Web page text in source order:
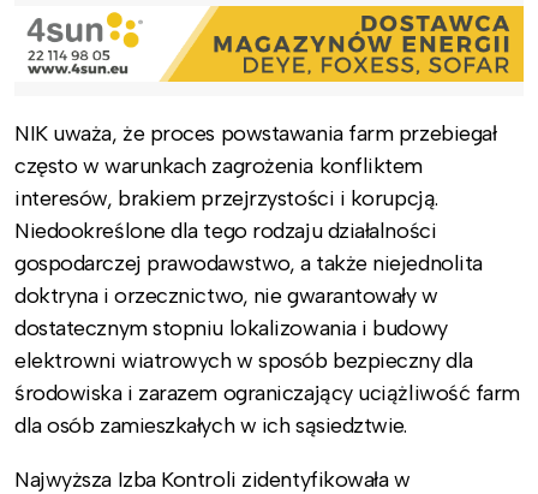
NIK uważa, że proces powstawania farm przebiegał
często w warunkach zagrożenia konfliktem
interesów, brakiem przejrzystości i korupcją.
Niedookreślone dla tego rodzaju działalności
gospodarczej prawodawstwo, a także niejednolita
doktryna i orzecznictwo, nie gwarantowały w
dostatecznym stopniu lokalizowania i budowy
elektrowni wiatrowych w sposób bezpieczny dla
środowiska i zarazem ograniczający uciążliwość farm
dla osób zamieszkałych w ich sąsiedztwie.
Najwyższa Izba Kontroli zidentyfikowała w